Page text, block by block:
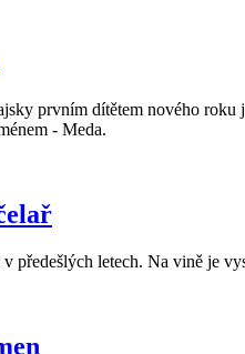
prvním dítětem nového roku
- Meda.
letech. Na vině je